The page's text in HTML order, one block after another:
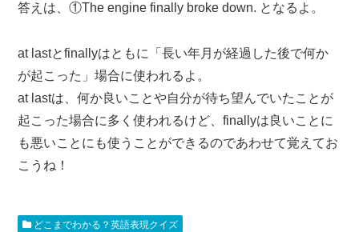
答えは、①The engine finally broke down. となるよ。
at lastとfinallyはともに「長い年月が経過した後で何か
が起こった」場合に使われるよ。
at lastは、何か良いことや自分が待ち望んでいたことが
起こった場合に多く使われるけど、finallyは良いことに
も悪いことにも使うことができるのであわせて覚えてお
こうね！
どこまでわかる？英語表現クイズ